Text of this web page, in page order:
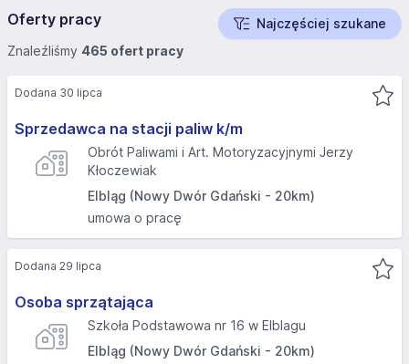
Oferty pracy
Najczęściej szukane
Znaleźliśmy 465 ofert pracy
Sprzedawca na stacji paliw k/m
Obrót Paliwami i Art. Motoryzacyjnymi Jerzy
Kłoczewiak
Elbląg (Nowy Dwór Gdański - 20km)
umowa o pracę
Dodana 30 lipca
Osoba sprzątająca
Szkoła Podstawowa nr 16 w Elblagu
Elbląg (Nowy Dwór Gdański - 20km)
Dodana 29 lipca